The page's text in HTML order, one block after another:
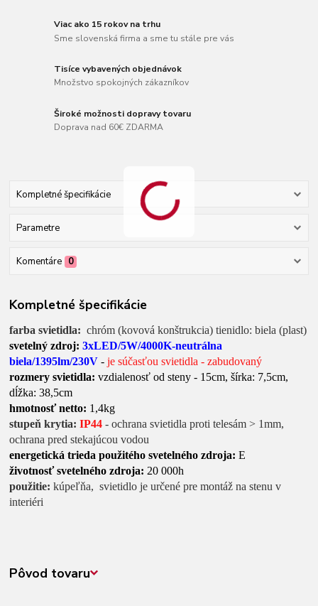
Viac ako 15 rokov na trhu
Sme slovenská firma a sme tu stále pre vás
Tisíce vybavených objednávok
Množstvo spokojných zákazníkov
Široké možnosti dopravy tovaru
Doprava nad 60€ ZDARMA
Kompletné špecifikácie
Parametre
Komentáre 0
Kompletné špecifikácie
farba svietidla: chróm (kovová konštrukcia) tienidlo: biela (plast)
svetelný zdroj:3xLED/5W/4000K-neutrálna
biela/1395lm/230V - je súčasťou svietidla - zabudovaný
rozmery svietidla: vzdialenosť od steny - 15cm, šírka: 7,5cm,
dĺžka: 38,5cm
hmotnosť netto: 1,4kg
stupeň krytia:IP44 - ochrana svietidla proti telesám > 1mm,
ochrana pred stekajúcou vodou
energetická trieda použitého svetelného zdroja: E
životnosť svetelného zdroja: 20 000h
použitie:kúpeľňa, svietidlo je určené pre montáž na stenu v
interiéri
Pôvod tovaru